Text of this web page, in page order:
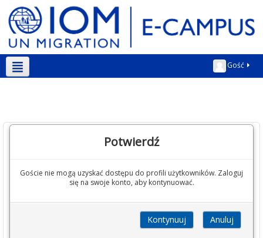
Gość
Potwierdź
Goście nie mogą uzyskać dostępu do profili użytkowników. Zaloguj
się na swoje konto, aby kontynuować.